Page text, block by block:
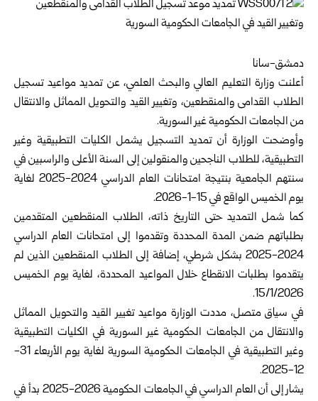
دمشق-سانا
أعلنت وزارة التعليم العالي والبحث العلمي، عن تمديد مواعيد تسجيل
الطلاب القدامى والمنقطعين، وتغيير القيد والتحويل المماثل والانتقال
من الجامعات الحكومية غير السورية.
وأوضحت الوزارة أن تمديد التسجيل يشمل الكليات التطبيقية وغير
التطبيقية، للطلاب الناجحين والمنقولين إلى السنة الأعلى والراسبين في
سنتهم الجامعية بنتيجة امتحانات العام الدراسي 2024-2025 لغاية
يوم الخميس الواقع في 15-1-2026.
كما شمل التمديد حتى التاريخ ذاته، الطلاب المنقطعين المتقدمين
بطلباتهم ضمن المدة المحددة وتقدموا إلى امتحانات العام الدراسي
2024-2025 بشكل شرطي، إضافة إلى الطلاب المنقطعين الذين لم
يتقدموا بطلبات الانقطاع خلال المواعيد المحددة، لغاية يوم الخميس
15/1/2026.
في سياق متصل، مددت الوزارة مواعيد تغيير القيد والتحويل المماثل
والانتقال من الجامعات الحكومية غير السورية في الكليات التطبيقية
وغير التطبيقية في الجامعات الحكومية السورية لغاية يوم الأربعاء 31-
12-2025.
يشار إلى أن العام الدراسي في الجامعات الحكومية 2026-2025 بدأ في